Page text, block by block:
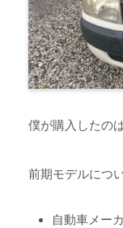
僕が購入したの
前期モデルにつ
自動車メー